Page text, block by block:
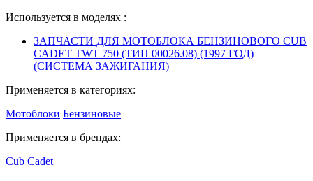
Используется в моделях :
ЗАПЧАСТИ ДЛЯ МОТОБЛОКА БЕНЗИНОВОГО CUB
CADET TWT 750 (ТИП 00026.08) (1997 ГОД)
(СИСТЕМА ЗАЖИГАНИЯ)
Применяется в категориях:
Мотоблоки Бензиновые
Применяется в брендах:
Cub Cadet